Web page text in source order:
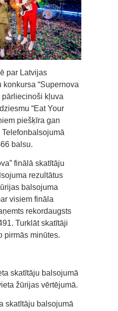
par Latvijas
“Supernova
pārliecinoši kļuva
“Eat Your
piešķīra gan
balsu.
finālā skatītāju
rezultātus
balsojuma
visiem fināla
rekordaugsts
Turklāt skatītāji
pirmās minūtes.
skatītāju balsojumā
žūrijas vērtējumā.
skatītāju balsojumā